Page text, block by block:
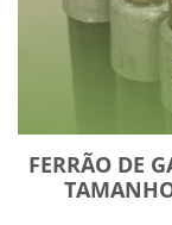
FERRÃO DE